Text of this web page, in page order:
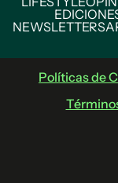
NEWSLETTERS
Políticas de